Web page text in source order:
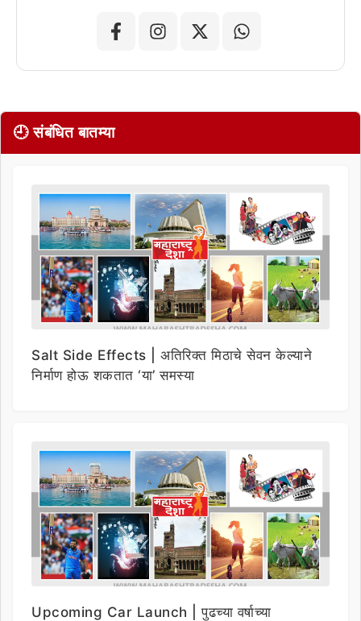
🕘 संबंधित बातम्या
Salt Side Effects | अतिरिक्त मिठाचे सेवन केल्याने
निर्माण होऊ शकतात ‘या’ समस्या
Upcoming Car Launch | पुढच्या वर्षाच्या